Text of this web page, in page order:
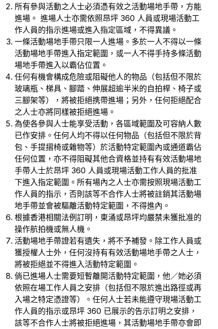
所有參與活動之人士必須憑有效之活動場地手帶，方能
進場。 進場人士亦需依照昂坪 360 人員或現場活動工
作人員的指示進場或進入指定區域，不得異議。
一條活動場地手帶只限一人進場。多於一人不得以一條
活動場地手帶進入指定範圍，或一人不得手持多條活動
場地手帶進入以霸佔位置。
任何有機會構成危險或阻礙他人的物品（包括但不限於
玻璃瓶、梯具、腳踏、伸展超逾半米的自拍桿、椅子或
三腳架等），將被拒絕携帶進場；另外，任何拒絕配合
之人士亦將同樣被拒絕進場。
為使各參與人士能享受活動，各區域範圍及可容納人數
已作安排。任何人均不得以任何物品（包括但不限於背
包、手提摺椅或雜物等）於活動特定範圍內或通道霸佔
任何位置，亦不得阻礙其他合資格並持有有效活動場地
手帶人士於昂坪 360 人員或現場活動工作人員的批准
下進入指定範圍。所有場內之人士亦需按照現場活動工
作人員的指示，否則該等不合作人士將被註銷其活動場
地手帶並會被驅離活動特定範圍，不得進內。
根據香港相關法例訂明，東涌或昂坪均嚴禁未獲批准的
操作航拍機或無人機。
活動場地手帶證若有遺失，將不予補發。除工作人員或
獲授權人士外，任何沒持有有效活動場地手帶之人士，
將被拒絕並不得進入活動特定範圍。
倘已進場人士需要短暫離開活動特定範圍，他／她必須
依照在場工作人員之安排（包括但不限於進出路徑或再
入場之特定憑證等）。任何人士若未能遵守現場活動工
作人員的指示或昂坪 360 已展示的告示訂明之安排，
該等不合作人士將被拒絕進場，其活動場地手帶亦會即